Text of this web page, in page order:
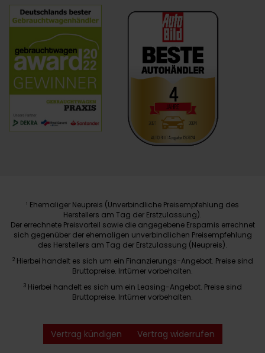
1 Ehemaliger Neupreis (Unverbindliche Preisempfehlung des
Herstellers am Tag der Erstzulassung).
Der errechnete Preisvorteil sowie die angegebene Ersparnis errechnet
sich gegenüber der ehemaligen unverbindlichen Preisempfehlung
des Herstellers am Tag der Erstzulassung (Neupreis).
2 Hierbei handelt es sich um ein Finanzierungs-Angebot. Preise sind
Bruttopreise. Irrtümer vorbehalten.
3 Hierbei handelt es sich um ein Leasing-Angebot. Preise sind
Bruttopreise. Irrtümer vorbehalten.
Vertrag kündigen Vertrag widerrufen